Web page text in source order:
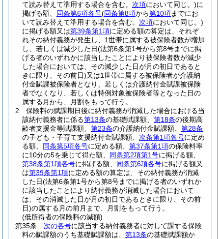
て読み替えて準用する場合を含む。 次項において同じ。)に
掲げる額、 同条第6項各号(同条第8項から第10項までにお
いて読み替えて準用する場合を含む。 次項において同じ。)
に掲げる額又は第39条第1項に定める額の算定は、それぞ
れその納付義務が発生し、1世帯に属する被保険者数が増加
し、若しくは減少した日(法第6条第1号から第8号までに掲
げる者のいずれかに該当したことにより被保険者数が減少
した場合においては、その減少した日が月の初日であると
きに限り、その前日)又は1世帯に属する被保険者が介護納
付金賦課被保険者となり、若しくは介護納付金賦課被保険
者でなくなり、若しくは特例対象被保険者等となった日の
属する月から、月割をもって行う。
2
保険料の賦課期日後に納付義務が消滅した場合における当
該納付義務者に係る第13条の基礎賦課額、 第18条の後期高
齢者支援金等賦課額、 第23条の介護納付金賦課額、 第28条
の子ども・子育て支援納付金賦課額、 次条第1項各号に定め
る額、 同条第5項各号に定める額、 第37条第1項の保険料率
に10分の5を乗じて得た額、 同条第2項第1号に掲げる額、
第38条第1項各号に掲げる額、 同条第6項各号に掲げる額又
は第39条第1項に定める額の算定は、その納付義務が消滅
した日(法第6条第1号から第8号までに掲げる者のいずれか
に該当したことにより納付義務が消滅した場合において
は、その消滅した日が月の初日であるときに限り、その前
日)の属する月の前月まで、月割をもって行う。
(低所得者の保険料の減額)
第35条
次の各号に該当する納付義務者に対して課する保険
料の賦課額のうち基礎賦課額は、 第13条の基礎賦課額か